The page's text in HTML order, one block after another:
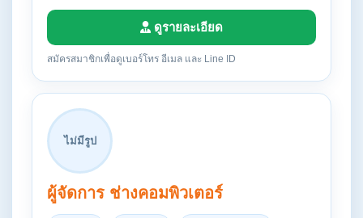
ดูรายละเอียด
สมัครสมาชิกเพื่อดูเบอร์โทร อีเมล และ Line ID
ไม่มีรูป
ผู้จัดการ ช่างคอมพิวเตอร์